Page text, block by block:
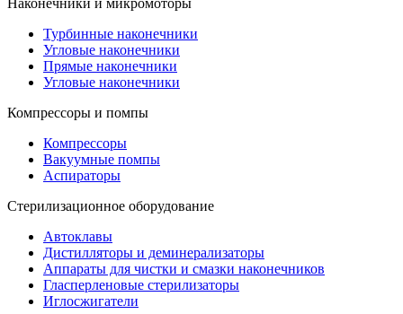
Наконечники и микромоторы
Турбинные наконечники
Угловые наконечники
Прямые наконечники
Угловые наконечники
Компрессоры и помпы
Компрессоры
Вакуумные помпы
Аспираторы
Стерилизационное оборудование
Автоклавы
Дистилляторы и деминерализаторы
Аппараты для чистки и смазки наконечников
Гласперленовые стерилизаторы
Иглосжигатели